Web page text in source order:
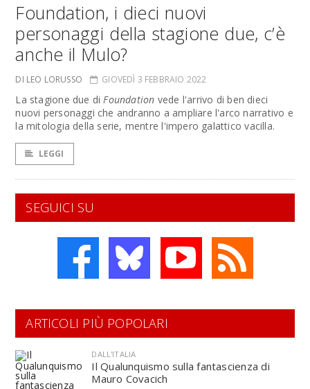
Foundation, i dieci nuovi
personaggi della stagione due, c’è
anche il Mulo?
DI LEO LORUSSO GIOVEDÌ 3 FEBBRAIO 2022
La stagione due diFoundation vede l'arrivo di ben dieci
nuovi personaggi che andranno a ampliare l'arco narrativo e
la mitologia della serie, mentre l'impero galattico vacilla.
LEGGI
SEGUICI SU
ARTICOLI PIÙ POPOLARI
DALL'ITALIA
Il Qualunquismo sulla fantascienza di
Mauro Covacich